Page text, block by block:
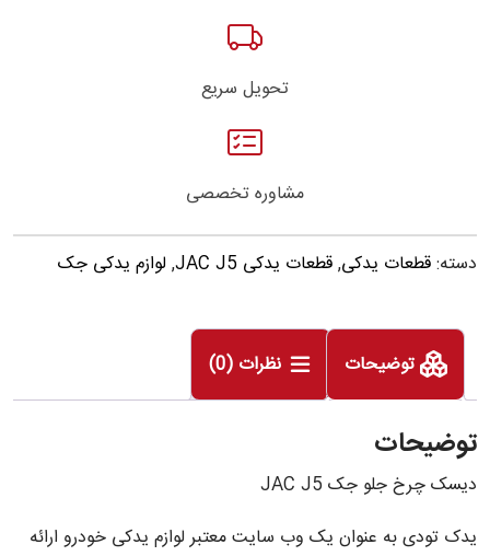
تحویل سریع
مشاوره تخصصی
دسته:قطعات یدکی,قطعات یدکی JAC J5 ,لوازم یدکی جک
توضیحات نظرات (0)
توضیحات
دیسک چرخ جلو جک JAC J5
یدک تودی به عنوان یک وب سایت معتبر لوازم یدکی خودرو ارائه